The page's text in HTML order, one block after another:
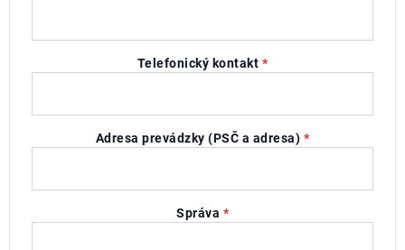
Telefonický kontakt *
Adresa prevádzky (PSČ a adresa) *
Správa *